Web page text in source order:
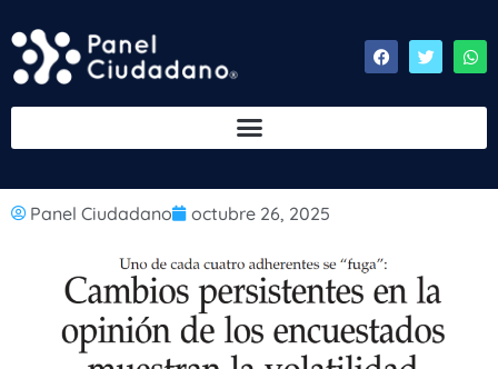
Panel Ciudadano octubre 26, 2025